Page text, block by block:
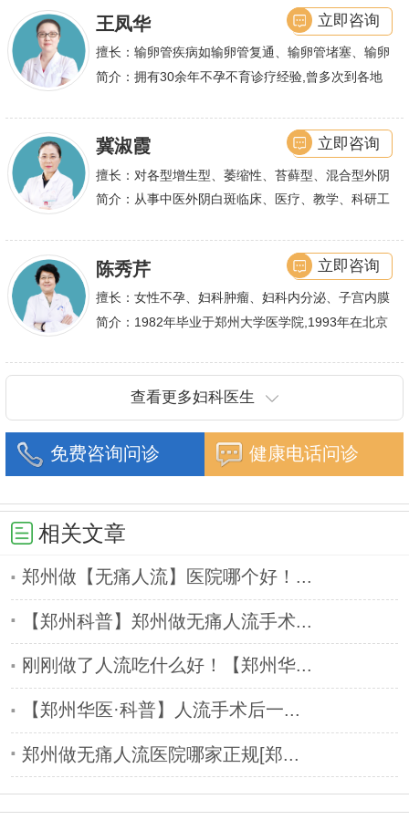
卵管堵塞、输卵管复通、输卵管粘连等女性输卵管性
不孕及子宫性不孕、多囊卵巢等都有丰富诊疗经验
王凤华
擅长：输卵管疾病如输卵管复通、输卵管堵塞、输卵
管积水、输卵管粘连；盆腔粘连、宫腔粘连、多囊卵
简介：拥有30余年不孕不育诊疗经验,曾多次到各地
立即咨询
冀淑霞
擅长：对各型增生型、萎缩性、苔藓型、混合型外阴
白斑的诊治
简介：从事中医外阴白斑临床、医疗、教学、科研工
立即咨询
陈秀芹
擅长：女性不孕、妇科肿瘤、妇科内分泌、子宫内膜
异位症、多囊卵巢等疾病的诊治,宫腹腔镜手术,盆底
简介：1982年毕业于郑州大学医学院,1993年在北京
立即咨询
查看更多妇科医生
免费咨询问诊 健康电话问诊
相关文章
郑州做【无痛人流】医院哪个好！...
【郑州科普】郑州做无痛人流手术...
刚刚做了人流吃什么好！【郑州华...
【郑州华医·科普】人流手术后一...
郑州做无痛人流医院哪家正规[郑...